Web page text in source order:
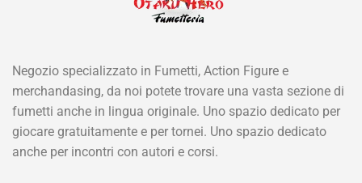
Negozio specializzato in Fumetti, Action Figure e
merchandasing, da noi potete trovare una vasta sezione di
fumetti anche in lingua originale. Uno spazio dedicato per
giocare gratuitamente e per tornei. Uno spazio dedicato
anche per incontri con autori e corsi.